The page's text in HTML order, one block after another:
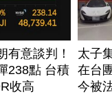
有意談判！
238點 台積
收高
太子
在台
今被